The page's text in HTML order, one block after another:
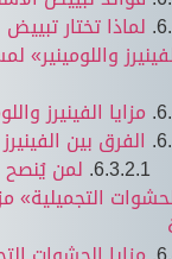
لماذا تختار تبييض
الفينيرز
مزايا الفينيرز
الفرق بين
لمن يُنصح
الحشوات